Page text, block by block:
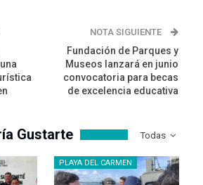
NOTA SIGUIENTE
Fundación de Parques y
Museos lanzará en junio
convocatoria para becas
de excelencia educativa
Todas
Gustarte
PLAYA DEL CARMEN